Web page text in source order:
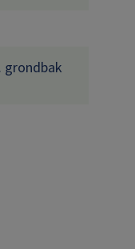
grondbak